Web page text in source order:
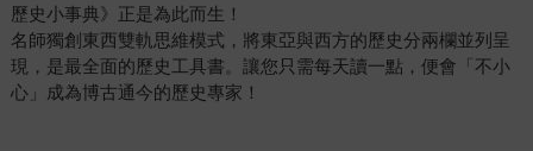
歷史小事典》正是為此而生！
名師獨創東西雙軌思維模式，將東亞與西方的歷史分兩欄並列呈
現，是最全面的歷史工具書。讓您只需每天讀一點，便會「不小
心」成為博古通今的歷史專家！